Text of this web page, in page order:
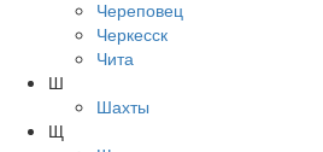
Череповец
Черкесск
Чита
Ш
Шахты
Щ